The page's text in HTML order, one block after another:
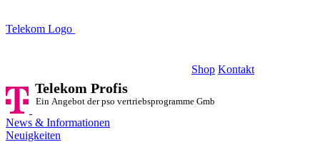
Telekom Logo
Shop Kontakt
Telekom Profis
Ein Angebot der pso vertriebsprogramme GmbH
News & Informationen
Neuigkeiten